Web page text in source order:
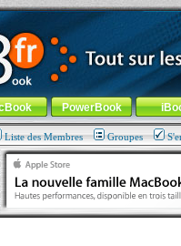
!
général-Aller au menu de
PowerBook
Liste des Membres Groupes